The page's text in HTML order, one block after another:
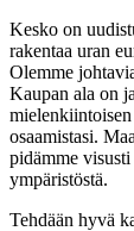
Kesko on
rakentaa uran
Olemme
Kaupan ala on
osaamistasi.
pidämme
ympäristöstä.
Tehdään hyvä